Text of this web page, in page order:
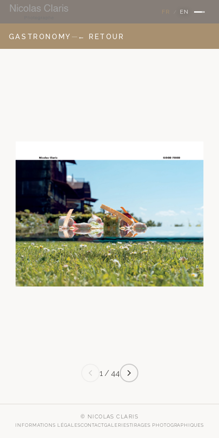
FR EN
GASTRONOMY — ← RETOUR
1 / 44
© NICOLAS CLARIS
INFORMATIONS LÉGALESCONTACTGALERIESTIRAGES PHOTOGRAPHIQUES